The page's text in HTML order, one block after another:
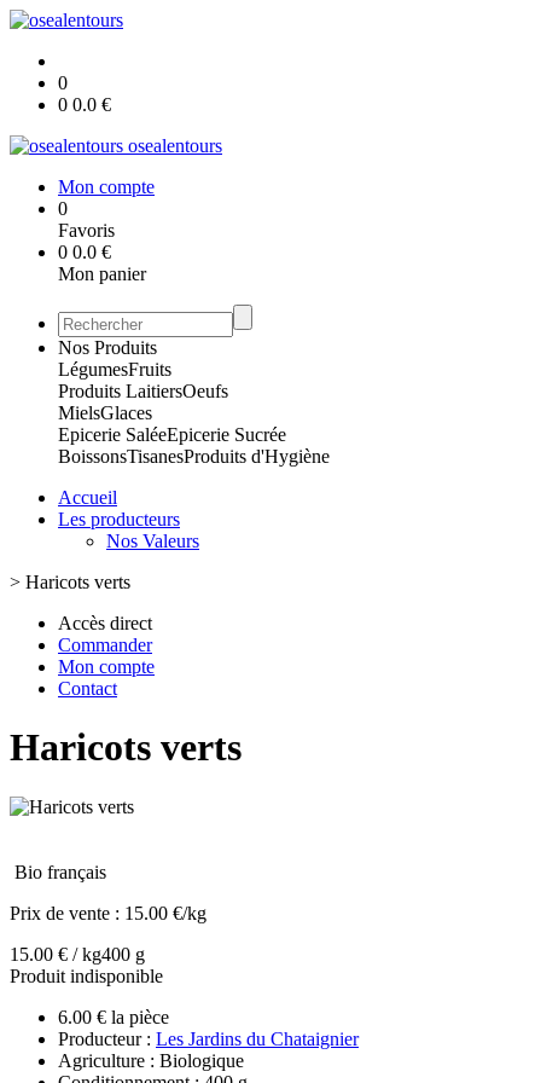
0
0 0.0 €
osealentours
Mon compte
0
Favoris
0 0.0 €
Mon panier
Nos Produits
LégumesFruits
Produits LaitiersOeufs
MielsGlaces
Epicerie SaléeEpicerie Sucrée
BoissonsTisanesProduits d'Hygiène
Accueil
Les producteurs
Nos Valeurs
> Haricots verts
Accès direct
Commander
Mon compte
Contact
Haricots verts
Bio français
Prix de vente : 15.00 €/kg
15.00 € / kg400 g
Produit indisponible
6.00 € la pièce
Producteur : Les Jardins du Chataignier
Agriculture : Biologique